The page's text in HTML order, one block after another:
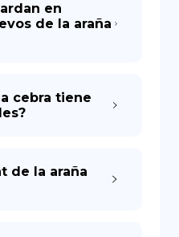
en
de la araña
cebra tiene
de la araña